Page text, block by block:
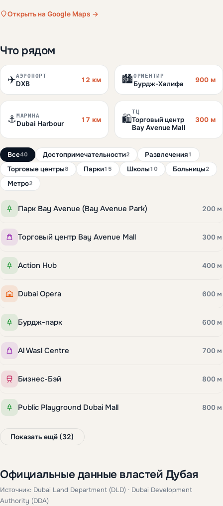
Открыть на Google Maps →
Что рядом
✈️АЭРОПОРТ
DXB 12 км 🏙️ОРИЕНТИР
Бурдж-Халифа 900 м
⚓ МАРИНА
Dubai Harbour 17 км 🛍️
ТЦ
Торговый центр
Bay Avenue Mall
300 м
Все40 Достопримечательности2 Развлечения1
Торговые центры8 Парки15 Школы10 Больницы2
Метро2
Парк Bay Avenue (Bay Avenue Park) 200 м
Торговый центр Bay Avenue Mall 300 м
Action Hub 400 м
Dubai Opera 600 м
Бурдж-парк 600 м
Al Wasl Centre 700 м
Бизнес-Бэй 800 м
Public Playground Dubai Mall 800 м
Показать ещё (32)
Официальные данные властей Дубая
Источник: Dubai Land Department (DLD) · Dubai Development
Authority (DDA)